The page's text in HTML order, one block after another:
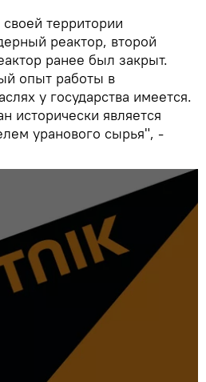
территории
реактор, второй
ранее был закрыт.
опыт работы в
у государства имеется.
исторически является
уранового сырья", -